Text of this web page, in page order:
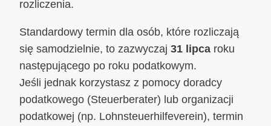
rozliczenia.
Standardowy termin dla osób, które rozliczają
się samodzielnie, to zazwyczaj 31 lipca roku
następującego po roku podatkowym.
Jeśli jednak korzystasz z pomocy doradcy
podatkowego (Steuerberater) lub organizacji
podatkowej (np. Lohnsteuerhilfeverein), termin